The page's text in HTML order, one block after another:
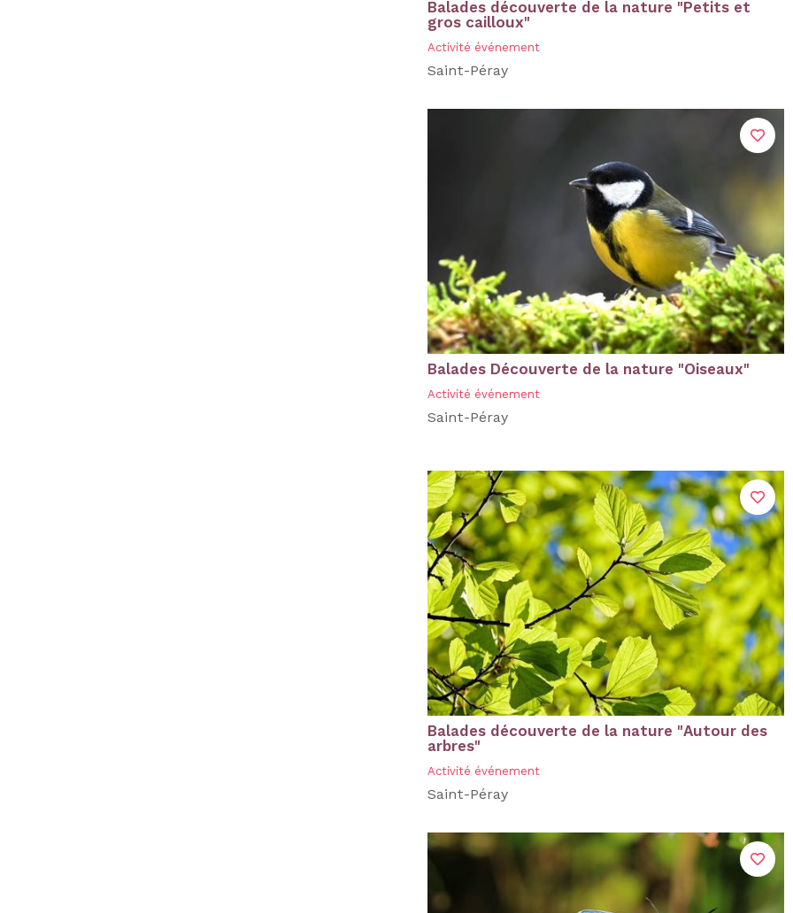
Balades découverte de la nature "Petits et
gros cailloux"
Activité événement
Saint-Péray
Balades Découverte de la nature "Oiseaux"
Activité événement
Saint-Péray
Balades découverte de la nature "Autour des
arbres"
Activité événement
Saint-Péray